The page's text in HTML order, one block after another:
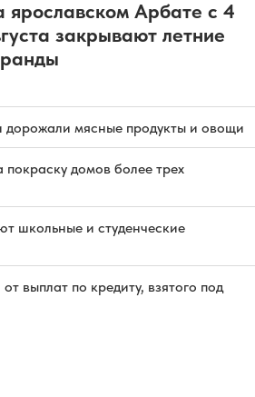
ярославском Арбате с 4
закрывают летние
дорожали мясные продукты и овощи
домов более трех
школьные и студенческие
выплат по кредиту, взятого под